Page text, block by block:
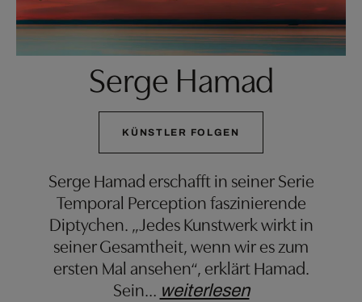
Serge Hamad
KÜNSTLER FOLGEN
Serge Hamad erschafft in seiner Serie
Temporal Perception faszinierende
Diptychen. „Jedes Kunstwerk wirkt in
seiner Gesamtheit, wenn wir es zum
ersten Mal ansehen“, erklärt Hamad.
Sein… weiterlesen